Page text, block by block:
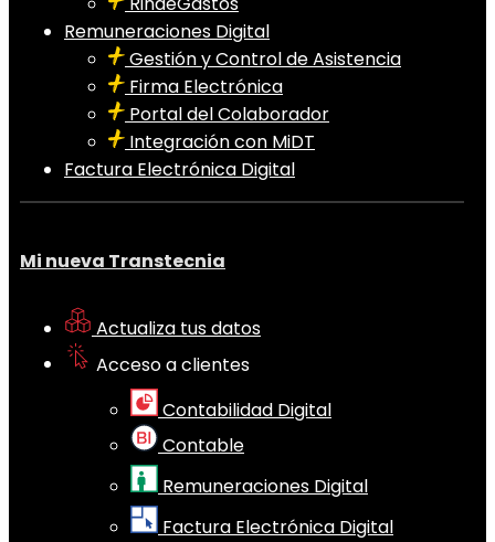
Remuneraciones Digital
Gestión y Control de Asistencia
Firma Electrónica
Portal del Colaborador
Integración con MiDT
Factura Electrónica Digital
Mi nueva Transtecnia
Actualiza tus datos
Acceso a clientes
Contabilidad Digital
Contable
Remuneraciones Digital
Factura Electrónica Digital